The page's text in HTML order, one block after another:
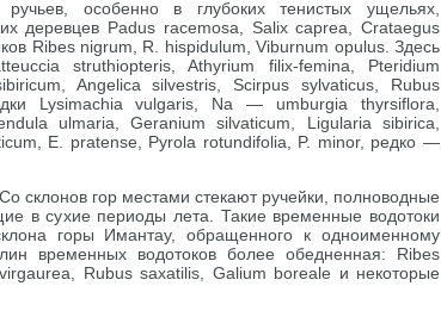
особенно в глубоких тенистых ущельях,
деревцев Padus racemosa, Salix caprea, Crataegus
Ribes nigrum, R. hispidulum, Viburnum opulus. Здесь
struthiopteris, Athyrium filix-femina, Pteridium
Angelica silvestris, Scirpus sylvaticus, Rubus
Lysimachia vulgaris, Na — umburgia thyrsiflora,
ulmaria, Geranium silvaticum, Ligularia sibirica,
E. pratense, Pyrola rotundifolia, P. minor, редко —
. Со склонов гор местами стекают ручейки, полноводные
в сухие периоды лета. Такие временные водотоки
горы Имантау, обращенного к одноименному
временных водотоков более обедненная: Ribes
Rubus saxatilis, Galium boreale и некоторые